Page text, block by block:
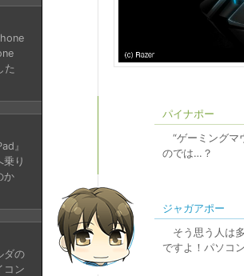
た
』
り
か
ダの
コン
パイナポー
“ゲーミングマ
のでは…？
ジャガアポー
そう思う人は
ですよ！パソコ